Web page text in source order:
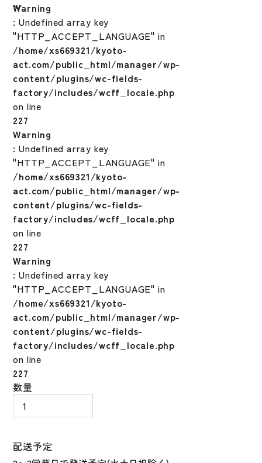
Warning
: Undefined array key
"HTTP_ACCEPT_LANGUAGE" in
/home/xs669321/kyoto-
act.com/public_html/manager/wp-
content/plugins/wc-fields-
factory/includes/wcff_locale.php
on line
227
Warning
: Undefined array key
"HTTP_ACCEPT_LANGUAGE" in
/home/xs669321/kyoto-
act.com/public_html/manager/wp-
content/plugins/wc-fields-
factory/includes/wcff_locale.php
on line
227
配送予定
数量
Mizuno
ズ
軟
Warning
: Undefined array key
"HTTP_ACCEPT_LANGUAGE" in
/home/xs669321/kyoto-
act.com/public_html/manager/wp-
content/plugins/wc-fields-
factory/includes/wcff_locale.php
on line
227